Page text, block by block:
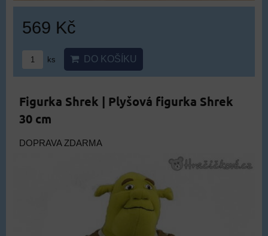
569 Kč
ks DO KOŠÍKU
Figurka Shrek | Plyšová figurka Shrek
30 cm
DOPRAVA ZDARMA